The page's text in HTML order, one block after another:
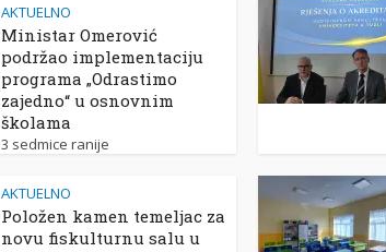
AKTUELNO
Ministar Omerović
podržao implementaciju
programa „Odrastimo
zajedno“ u osnovnim
školama
3 sedmice ranije
AKTUELNO
Položen kamen temeljac za
novu fiskulturnu salu u